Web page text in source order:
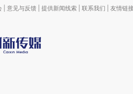
意见与反馈 提供新闻线索 联系我们 友情链